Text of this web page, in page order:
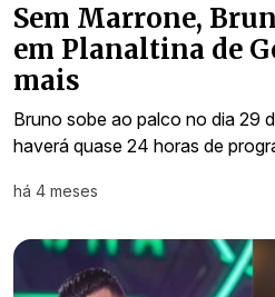
Sem Marrone,
em Planaltina de
mais
Bruno sobe ao palco no dia 29
haverá quase 24 horas de
há 4 meses